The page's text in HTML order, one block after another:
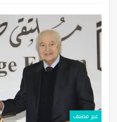
غير مصنف